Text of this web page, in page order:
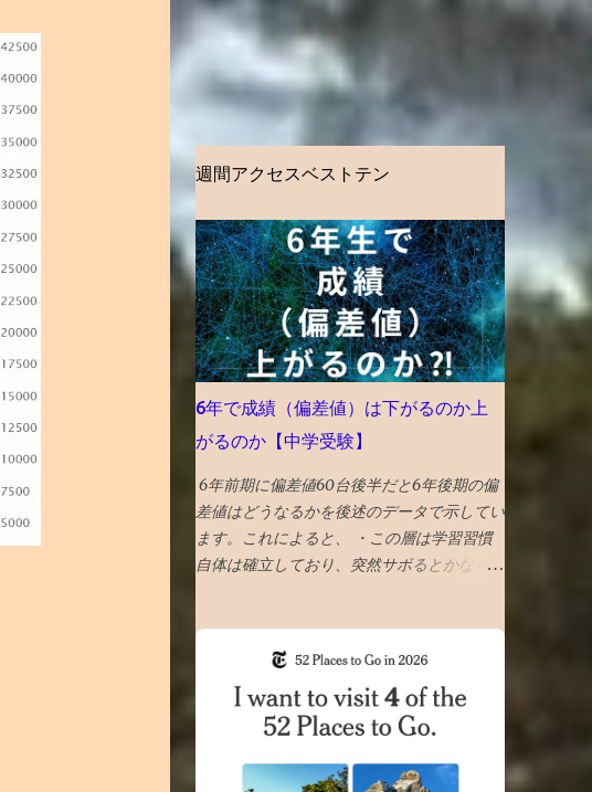
週間アクセスベストテン
6年で成績（偏差値）は下がるのか上
がるのか【中学受験】
6年前期に偏差値60台後半だと6年後期の偏
差値はどうなるかを後述のデータで示してい
ます。これによると、 ・この層は学習習慣
自体は確立しており、突然サボるとかならな
は爆上げ!これに成功する受験生は数% ・持
ち偏差値が５上がるのはあり得ない ・後期
模試は難化するので頭打ちだった層が高偏差
期67と68の差は大きいかも タイトルへの回